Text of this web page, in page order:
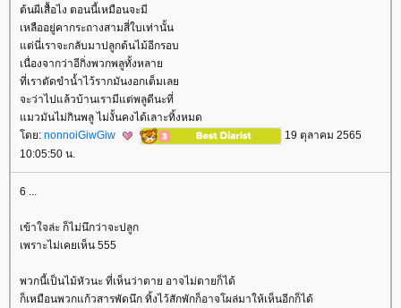
ต้นผีเสื้อไง ตอนนี้เหมือนจะมี
เหลืออยู่คากระถางสามสี่ใบเท่านั้น
ต่นี่เราจะกลับมาปลูกต้นไม้อีกรอบ
เนื่องจากว่าอีกิ่งพวกพลูทั้งหลา
ที่เราตัดขำน้ำไว้รากมันงอกเต็มเล
จะว่าไปแล้วบ้านเรามีแต่พลูดีนะที่
มวมันไม่กินพลู ไม่งั้นคงได้เลาะทิ้งหมด
ดย: nonnoiGiwGiw
19 ตุลาคม 2565
10:05:50 น.
6 ...
เข้าใจล่ะ ก็ไม่นึกว่าจะปลูก
เพราะไม่เคยเห็น 555
พวกนี้เป็นไม้หัวนะ ที่เห็นว่าตาย อาจไม่ตายก็ได้
ก็เหมือนพวกแก้วสารพัดนึก ทิ้งไว้สักพักก็อาจโผล่มาให้เห็นอีกก็ได้